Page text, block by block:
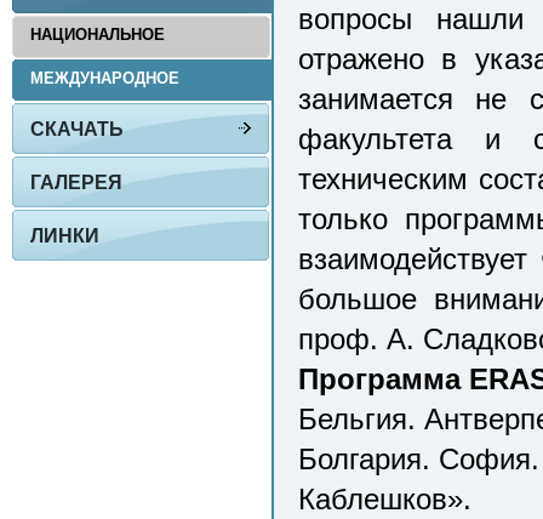
вопросы нашли
отражено в
занимается не
факультета и
техническим
только
большое
проф. А.
Программа
Бельгия.
Болгария.
Каблешков».
НАЦИОНАЛЬНОЕ
МЕЖДУНАРОДНОЕ
СКАЧАТЬ
ГАЛЕРЕЯ
ЛИНКИ